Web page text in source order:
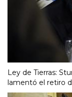
Ley de Tierras:
lamentó el retiro